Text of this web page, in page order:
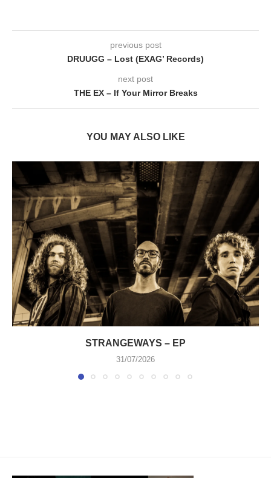
previous post
DRUUGG – Lost (EXAG’ Records)
next post
THE EX – If Your Mirror Breaks
YOU MAY ALSO LIKE
STRANGEWAYS – EP
31/07/2026